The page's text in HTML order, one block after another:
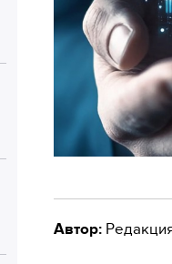
Автор: